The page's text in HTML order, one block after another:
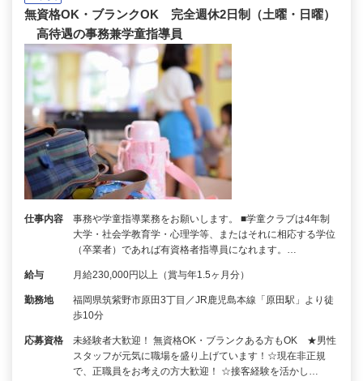
無資格OK・ブランクOK 完全週休2日制（土曜・日曜）
高待遇の事務兼学童指導員
仕事内容
事務や学童指導業務をお願いします。 ■学童クラブは4年制
大学・社会学教育学・心理学等、またはそれに相応する学位
（卒業者）であれば有資格者指導員になれます。…
給与 月給230,000円以上（賞与年1.5ヶ月分）
勤務地
福岡県筑紫野市原田3丁目／JR鹿児島本線「原田駅」より徒
歩10分
応募資格
未経験者大歓迎！ 無資格OK・ブランクある方もOK ★男性
スタッフが元気に職場を盛り上げています！☆現在非正規
で、正職員をお考えの方大歓迎！ ☆接客経験を活かし…